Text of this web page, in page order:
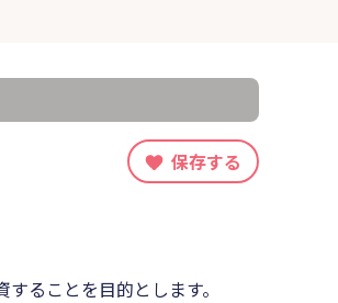
保存する
ることを目的とします。